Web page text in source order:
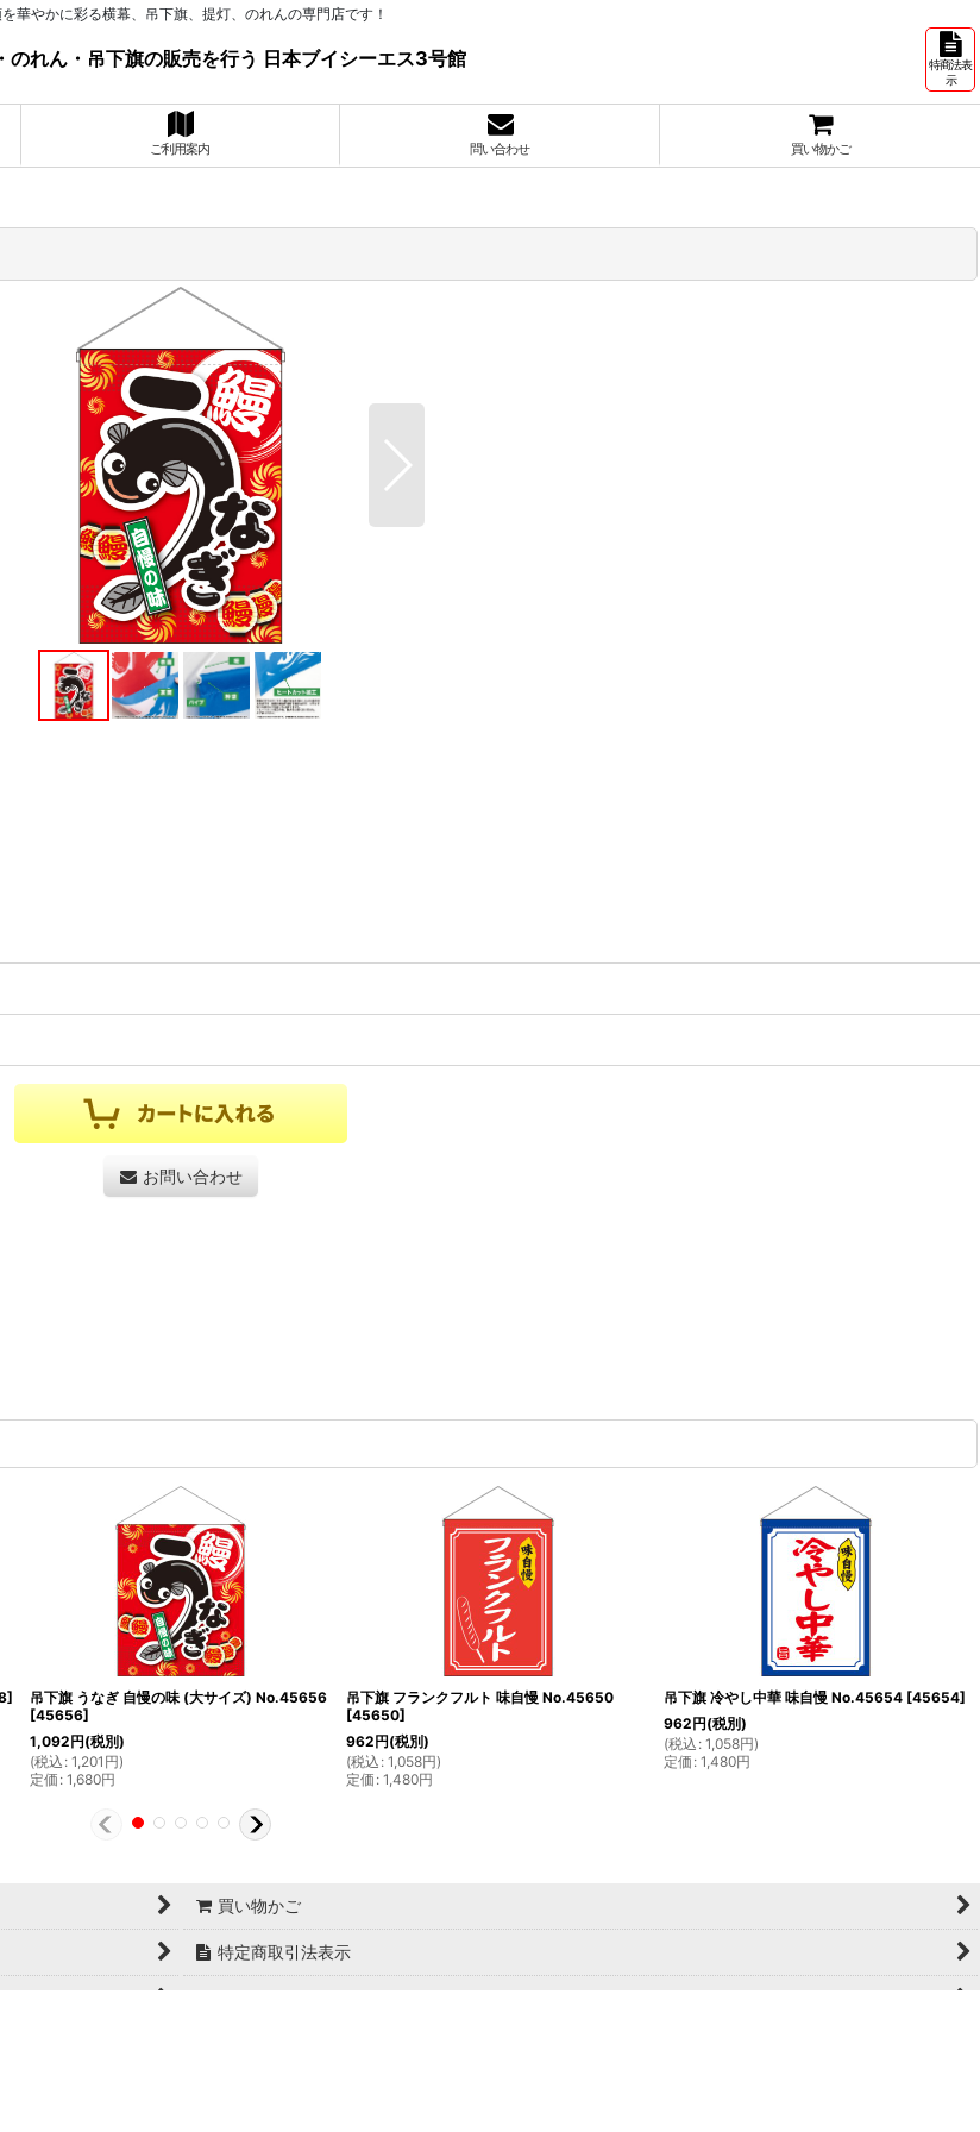
華やかに彩る横幕、吊下旗、提灯、のれんの専門店です！
のれん・吊下旗の販売を行う 日本ブイシーエス3号館
特商法表
示
ご利用案内 問い合わせ 買い物かご
お問い合わせ
]
吊下旗 うなぎ 自慢の味 (大サイズ) No.45656
[45656]
1,092円(税別)
(税込 : 1,201 円)
定価 : 1,680円
吊下旗 フランクフルト 味自慢 No.45650
[45650]
962円(税別)
(税込 : 1,058円)
定価 : 1,480円
吊下旗 冷やし中華 味自慢 No.45654 [45654]
962円(税別)
(税込 : 1,058円)
定価 : 1,480円
買い物かご
特定商取引法表示